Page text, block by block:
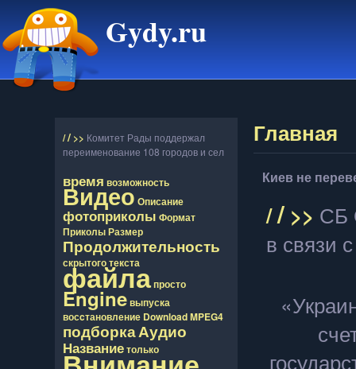
Gydy.ru
// >> Комитет Рады поддержал
переименование 108 городов и сел
время возможность
ВидеоОписание
фотоприколы Формат
ПриколыРазмер
Продолжительность
скрытоготекста
файлапросто
Engineвыпуска
восcтановление DownloadMPEG4
подборкаАудио
Названиетолько
Главная
Киев не
// >> СБ
в связи